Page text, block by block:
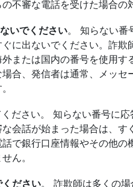
不審な電話を受けた場合の
いでください。 知らない番
に出ないでください。詐欺
または国内の番号を使用す
合、発信者は通常、メッセ
ださい。 知らない番号に応
会話が始まった場合は、す
で銀行口座情報やその他の
ん。
ださい。 詐欺師は多くの